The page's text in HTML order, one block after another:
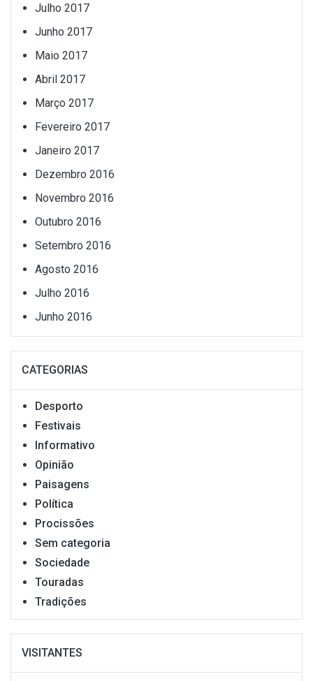
Julho 2017
Junho 2017
Maio 2017
Abril 2017
Março 2017
Fevereiro 2017
Janeiro 2017
Dezembro 2016
Novembro 2016
Outubro 2016
Setembro 2016
Agosto 2016
Julho 2016
Junho 2016
CATEGORIAS
Desporto
Festivais
Informativo
Opinião
Paisagens
Política
Procissões
Sem categoria
Sociedade
Touradas
Tradições
VISITANTES